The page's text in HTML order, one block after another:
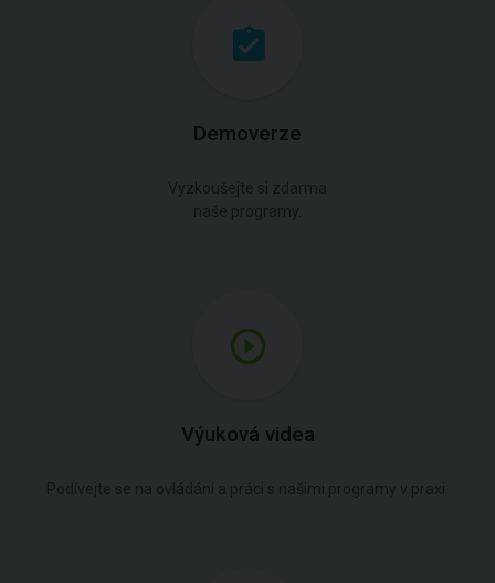
Demoverze
Vyzkoušejte si zdarma
naše programy.
Výuková videa
Podívejte se na ovládání a práci s našimi programy v praxi.